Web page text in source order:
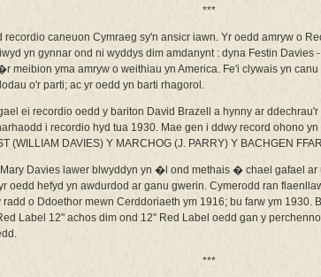
***
recordio caneuon Cymraeg sy'n ansicr iawn. Yr oedd amryw o
yn gynnar ond ni wyddys dim amdanynt : dyna Festin Davies
meibion yma amryw o weithiau yn America. Fe'i clywais yn
o'r parti; ac yr oedd yn barti rhagorol.
ei recordio oedd y bariton David Brazell a hynny ar
i recordio hyd tua 1930. Mae gen i ddwy record ohono
(WILLIAM DAVIES) Y MARCHOG (J. PARRY) Y BACHGEN
Davies lawer blwyddyn yn �l ond methais � chael gafael ar
oedd hefyd yn awdurdod ar ganu gwerin. Cymerodd ran
o Ddoethor mewn Cerddoriaeth ym 1916; bu farw ym 1930.
Label 12" achos dim ond 12" Red Label oedd gan y
***